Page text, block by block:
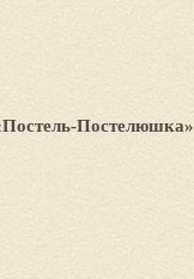
Постелюшка»